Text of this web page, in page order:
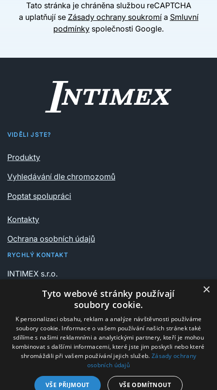
Tato stránka je chráněna službou reCAPTCHA
a uplatňují se Zásady ochrany soukromía Smluvní
podmínky společnosti Google.
VIDĚLI JSTE?
Produkty
Vyhledávání dle chromozomů
Poptat spolupráci
Kontakty
Ochrana osobních údajů
RYCHLÝ KONTAKT
INTIMEX s.r.o.
735 06 Karviná – Nové Město
+420 596 311 612
intimex@post.cz
IČ 25908375
×
Tyto webové stránky používají
soubory cookie.
K personalizaci obsahu, reklam a analýze návštěvnosti používáme
soubory cookie. Informace o vašem používání našich stránek také
sdílíme s našimi reklamními a analytickými partnery, kteří je mohou
kombinovat s dalšími informacemi, které jste jim poskytli nebo které
shromáždili při vašem používání jejich služeb. Zásady ochrany
osobních údajů
VŠE PŘIJMOUT VŠE ODMÍTNOUT